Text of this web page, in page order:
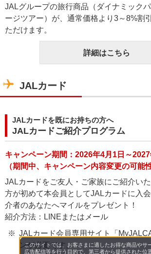
JALグループの旅行商品（ダイナミック
ージツアー）が、通常価格より3～8%割
ただけます。
詳細はこちら
JALカード
JALカードを既にお持ちの方へ
JALカードご紹介プログラム
キャンペーン期間：2026年4月1日～2027
（期間中、キャンペーン内容変更の可能
JALカードをご友人・ご家族にご紹介い
方が初めて本会員としてJALカードに入
介者のあなたへマイルをプレゼント！
紹介方法：LINEまたはメール
JALカード会員専用サイト「
ンが必要です。
このサイトでは、お客さまに適したお得な商品やサ
広告配信等を行う目的で、第三者から提供された位